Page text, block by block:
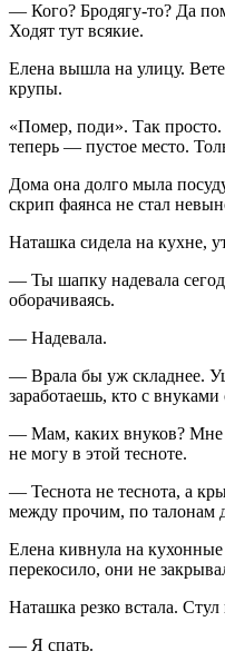
— Кого? Бродягу-то? Да
Ходят тут всякие.
Елена вышла на улицу.
крупы.
«Помер, поди». Так
теперь — пустое место.
Дома она долго мыла
скрип фаянса не стал
Наташка сидела на кухне,
— Ты шапку надевала
оборачиваясь.
— Надевала.
— Врала бы уж складнее.
заработаешь, кто с внуками
— Мам, каких внуков? Мне
не могу в этой тесноте.
— Теснота не теснота, а
между прочим, по талонам
Елена кивнула на
перекосило, они не
Наташка резко встала.
— Я спать.